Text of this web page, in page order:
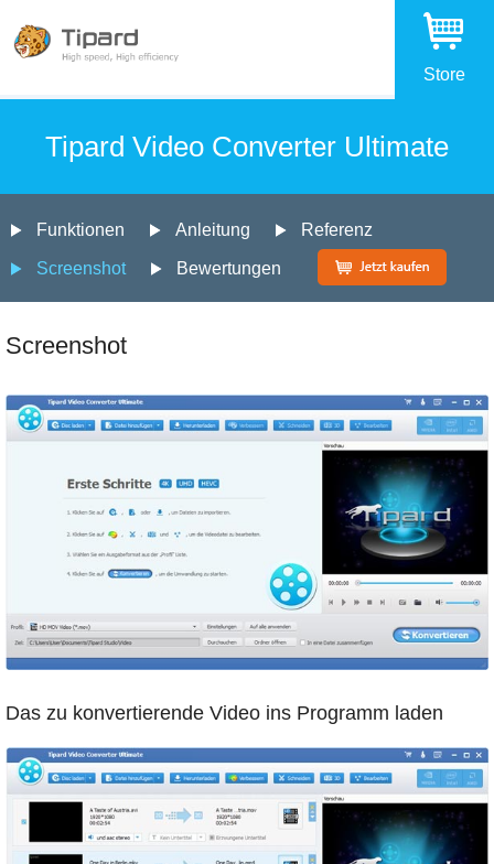
Store
Tipard Video Converter Ultimate
Funktionen Anleitung Referenz
Screenshot Bewertungen
Screenshot
Das zu konvertierende Video ins Programm laden